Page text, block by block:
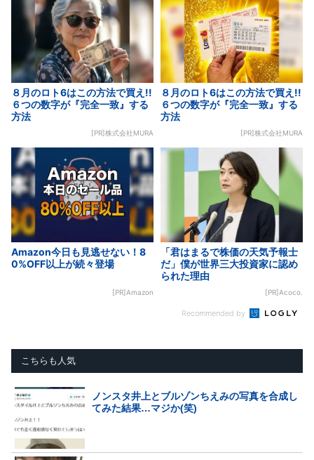
８月のロト6はこの方法で買え!!
６つの数字が『完全一致』する
方法
[PR]株式会社MURA
８月のロト6はこの方法で買え!!
６つの数字が『完全一致』する
方法
[PR]株式会社MURA
Amazon今日も見逃せない！8
0%OFF以上が続々登場
[PR]Amazon
「君はまるで株価の天気予報士
だ」僕が世界三大投資家に認め
られた理由
[PR]Acoco.
Recommended by
こちらも人気
ノンスタ井上とブルゾンちえみの写真を合成し
てみた結果…マジか(笑)